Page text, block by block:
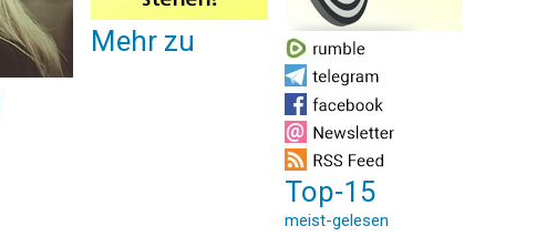
Mehr zu
Top-15
meist-gelesen